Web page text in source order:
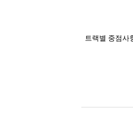
트랙별 중점사